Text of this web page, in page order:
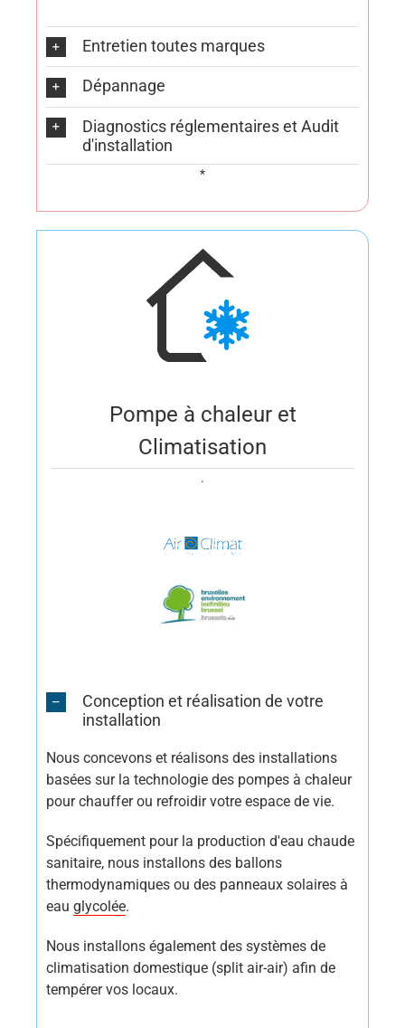
Entretien toutes marques
Dépannage
Diagnostics réglementaires et Audit
d'installation
*
Pompe à chaleur et
Climatisation
.
Conception et réalisation de votre
installation
Nous concevons et réalisons des installations
basées sur la technologie des pompes à chaleur
pour chauffer ou refroidir votre espace de vie.
Spécifiquement pour la production d'eau chaude
sanitaire, nous installons des ballons
thermodynamiques ou des panneaux solaires à
eau glycolée.
Nous installons également des systèmes de
climatisation domestique (split air-air) afin de
tempérer vos locaux.